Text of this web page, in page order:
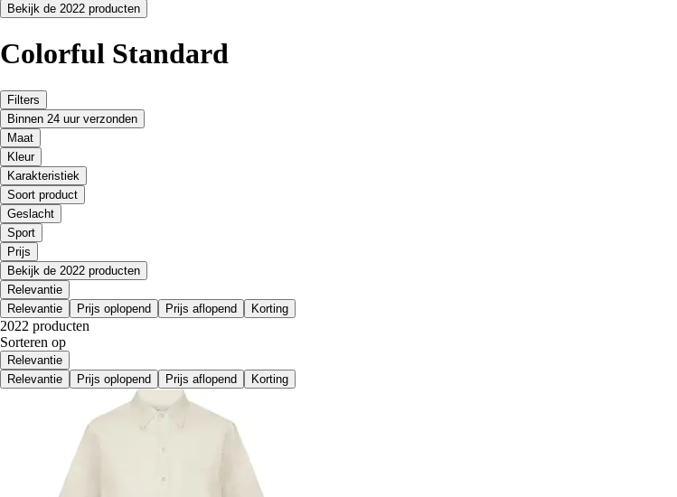
Bekijk de 2022 producten
Colorful Standard
Filters
Binnen 24 uur verzonden
Maat
Kleur
Karakteristiek
Soort product
Geslacht
Sport
Prijs
Bekijk de 2022 producten
Relevantie
Relevantie
Prijs oplopend Prijs aflopend Korting
2022 producten
Sorteren op
Relevantie
Relevantie
Prijs oplopend Prijs aflopend Korting